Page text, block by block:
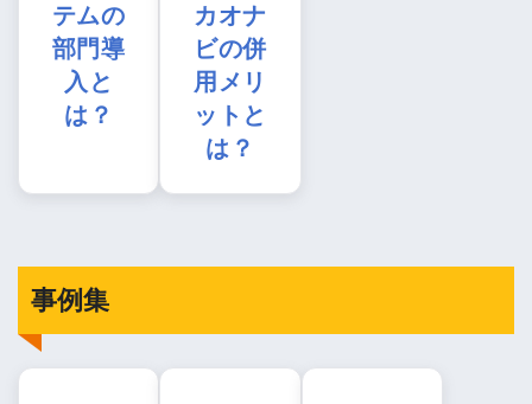
テムの
部門導
入と
は？
カオナ
ビの併
用メリ
ットと
は？
事例集